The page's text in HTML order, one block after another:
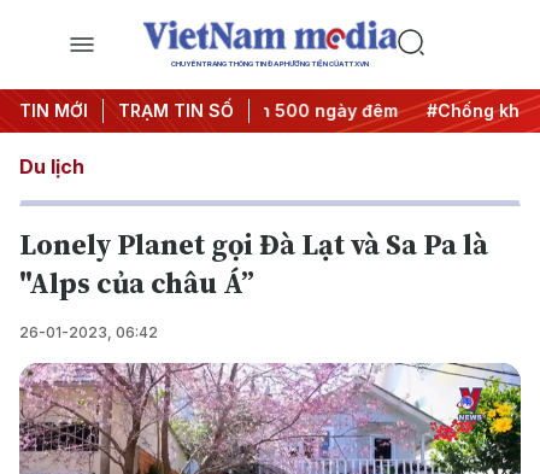
CHUYÊN TRANG THÔNG TIN ĐA PHƯƠNG TIỆN CỦA TTXVN
TIN MỚI TRẠM TIN SỐ
động #Chiến dịch 500 ngày đêm #Chống khai thác
Du lịch
Lonely Planet gọi Đà Lạt và Sa Pa là
"Alps của châu Á”
26-01-2023, 06:42